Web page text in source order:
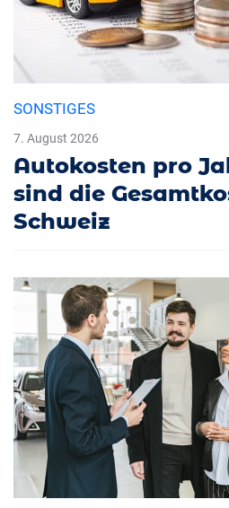
SONSTIGES
7. August 2026
Autokosten pro
sind die
Schweiz